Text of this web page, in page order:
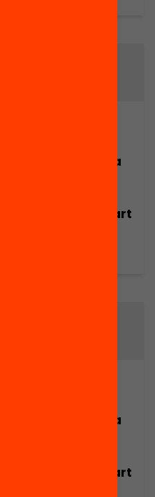
Catalunya. Una
educatives (part
Catalunya. Una
educatives (part